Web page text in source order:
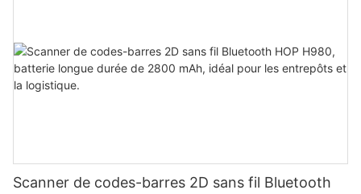
Scanner de codes-barres 2D sans fil Bluetooth